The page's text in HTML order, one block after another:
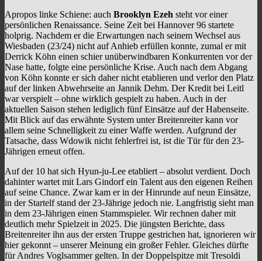
Apropos linke Schiene: auch Brooklyn Ezeh steht vor einer
persönlichen Renaissance. Seine Zeit bei Hannover 96 startete
holprig. Nachdem er die Erwartungen nach seinem Wechsel aus
Wiesbaden (23/24) nicht auf Anhieb erfüllen konnte, zumal er mit
Derrick Köhn einen schier unüberwindbaren Konkurrenten vor der
Nase hatte, folgte eine persönliche Krise. Auch nach dem Abgang
von Köhn konnte er sich daher nicht etablieren und verlor den Platz
auf der linken Abwehrseite an Jannik Dehm. Der Kredit bei Leitl
war verspielt – ohne wirklich gespielt zu haben. Auch in der
aktuellen Saison stehen lediglich fünf Einsätze auf der Habenseite.
Mit Blick auf das erwähnte System unter Breitenreiter kann vor
allem seine Schnelligkeit zu einer Waffe werden. Aufgrund der
Tatsache, dass Wdowik nicht fehlerfrei ist, ist die Tür für den 23-
Jährigen erneut offen.
Auf der 10 hat sich Hyun-ju-Lee etabliert – absolut verdient. Doch
dahinter wartet mit Lars Gindorf ein Talent aus den eigenen Reihen
auf seine Chance. Zwar kam er in der Hinrunde auf neun Einsätze,
in der Startelf stand der 23-Jährige jedoch nie. Langfristig sieht man
in dem 23-Jährigen einen Stammspieler. Wir rechnen daher mit
deutlich mehr Spielzeit in 2025. Die jüngsten Berichte, dass
Breitenreiter ihn aus der ersten Truppe gestrichen hat, ignorieren wir
hier gekonnt – unserer Meinung ein großer Fehler. Gleiches dürfte
für Andres Voglsammer gelten. In der Doppelspitze mit Tresoldi